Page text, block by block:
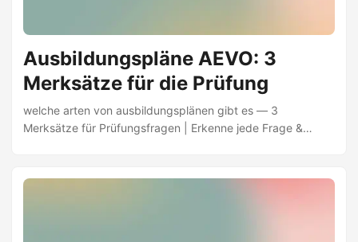
Ausbildungspläne AEVO: 3
Merksätze für die Prüfung
welche arten von ausbildungsplänen gibt es — 3
Merksätze für Prüfungsfragen | Erkenne jede Frage &